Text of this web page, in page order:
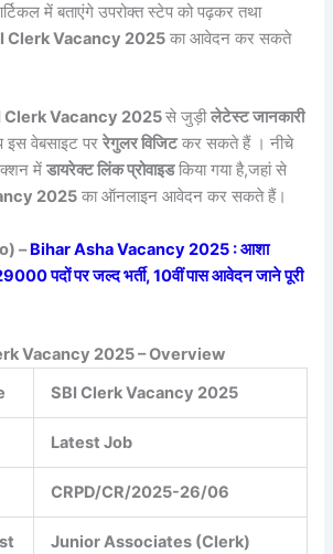
में बताएंगे उपरोक्त स्टेप को पढ़कर तथा
Clerk Vacancy 2025 का आवेदन कर सकते
Clerk Vacancy 2025से जुड़ीलेटेस्ट जानकारी
इस वेबसाइट पररेगुलर विजिटकर सकते हैं । नीचे
मेंडायरेक्ट लिंक प्रोवाइडकिया गया है,जहां से
2025 का ऑनलाइन आवेदन कर सकते हैं।
–Bihar Asha Vacancy 2025 : आशा
29000 पदों पर जल्द भर्ती, 10वीं पास आवेदन जाने पूरी
Vacancy 2025 – Overview
SBI Clerk Vacancy 2025
Latest Job
CRPD/CR/2025-26/06
Junior Associates (Clerk)